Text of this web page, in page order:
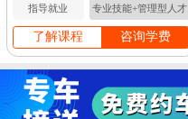
指导就业 专业技能+管理型人才
了解课程 咨询学费